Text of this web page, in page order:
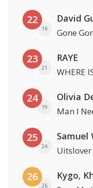
22
16 Gone
23
21
RAYE
WHERE
24
19
Olivia
Man I
25
24
Samuel
Uitslover
26
26
Kygo,